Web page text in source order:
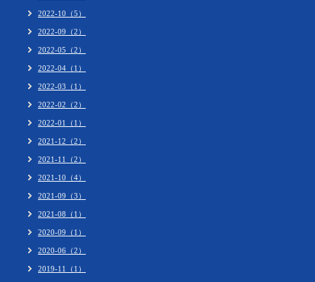
2022-10（5）
2022-09（2）
2022-05（2）
2022-04（1）
2022-03（1）
2022-02（2）
2022-01（1）
2021-12（2）
2021-11（2）
2021-10（4）
2021-09（3）
2021-08（1）
2020-09（1）
2020-06（2）
2019-11（1）